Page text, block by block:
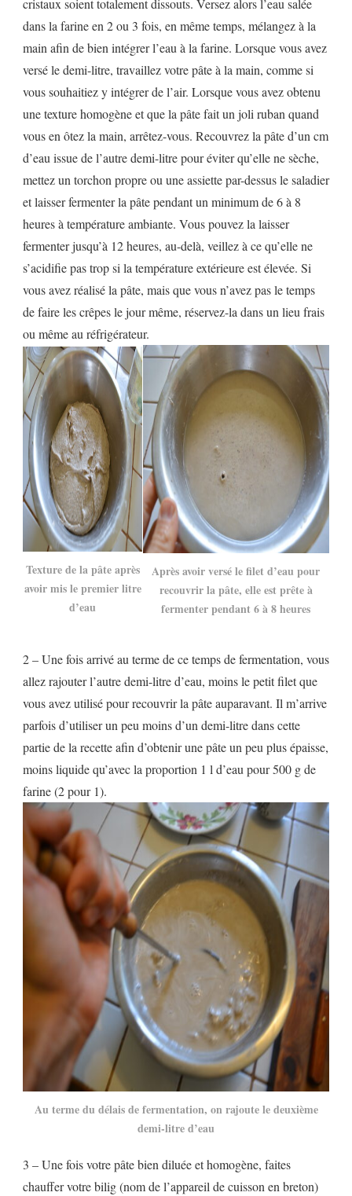
dans la farine en 2 ou 3 fois, en même temps, mélangez à la
main afin de bien intégrer l’eau à la farine. Lorsque vous avez
versé le demi-litre, travaillez votre pâte à la main, comme si
vous souhaitiez y intégrer de l’air. Lorsque vous avez obtenu
une texture homogène et que la pâte fait un joli ruban quand
vous en ôtez la main, arrêtez-vous. Recouvrez la pâte d’un cm
d’eau issue de l’autre demi-litre pour éviter qu’elle ne sèche,
mettez un torchon propre ou une assiette par-dessus le saladier
et laisser fermenter la pâte pendant un minimum de 6 à 8
heures à température ambiante. Vous pouvez la laisser
fermenter jusqu’à 12 heures, au-delà, veillez à ce qu’elle ne
s’acidifie pas trop si la température extérieure est élevée. Si
vous avez réalisé la pâte, mais que vous n’avez pas le temps
de faire les crêpes le jour même, réservez-la dans un lieu frais
ou même au réfrigérateur.
Texture de la pâte après
avoir mis le premier litre
d’eau
Après avoir versé le filet d’eau pour
recouvrir la pâte, elle est prête à
fermenter pendant 6 à 8 heures
2 – Une fois arrivé au terme de ce temps de fermentation, vous
allez rajouter l’autre demi-litre d’eau, moins le petit filet que
vous avez utilisé pour recouvrir la pâte auparavant. Il m’arrive
parfois d’utiliser un peu moins d’un demi-litre dans cette
partie de la recette afin d’obtenir une pâte un peu plus épaisse,
moins liquide qu’avec la proportion 1 l d’eau pour 500 g de
farine (2 pour 1).
Au terme du délais de fermentation, on rajoute le deuxième
demi-litre d’eau
3 – Une fois votre pâte bien diluée et homogène, faites
chauffer votre bilig (nom de l’appareil de cuisson en breton)